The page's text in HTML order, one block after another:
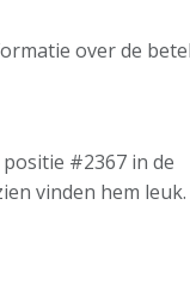
over de
#2367 in de
vinden hem leuk.